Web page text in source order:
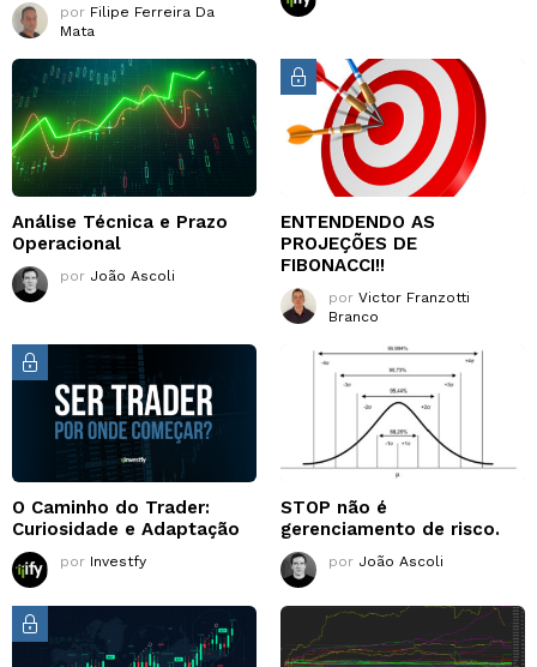
por Filipe Ferreira Da
Mata
Análise Técnica e Prazo
Operacional
por João Ascoli
ENTENDENDO AS
PROJEÇÕES DE
FIBONACCI!!
por Victor Franzotti
Branco
O Caminho do Trader:
Curiosidade e Adaptação
por Investfy
STOP não é
gerenciamento de risco.
por João Ascoli